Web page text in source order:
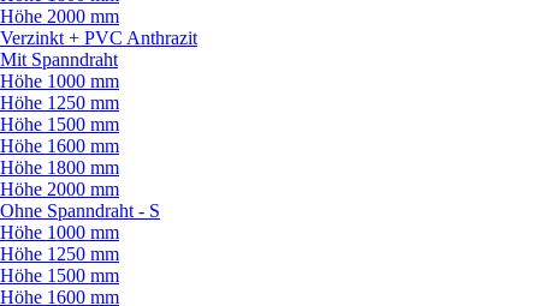
Höhe 2000 mm
Verzinkt + PVC Anthrazit
Mit Spanndraht
Höhe 1000 mm
Höhe 1250 mm
Höhe 1500 mm
Höhe 1600 mm
Höhe 1800 mm
Höhe 2000 mm
Ohne Spanndraht - S
Höhe 1000 mm
Höhe 1250 mm
Höhe 1500 mm
Höhe 1600 mm